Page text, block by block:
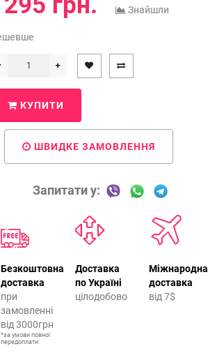
Знайшли
КУПИТИ
ШВИДКЕ ЗАМОВЛЕННЯ
Запитати у:
Безкоштовна
доставка
при
замовленні
від 3000грн
*за умови повної
передоплати
Доставка
по Україні
цілодобово
Міжнародна
доставка
від 7$